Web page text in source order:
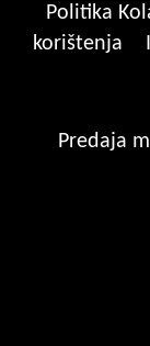
Politika
korištenja
Predaja